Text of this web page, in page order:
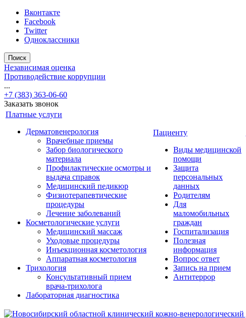
Вконтакте
Facebook
Twitter
Одноклассники
Поиск
Независимая оценка
Противодействие коррупции
...
+7 (383) 363-06-60
Заказать звонок
Платные услуги
Дерматовенерология
Врачебные приемы
Забор биологического
материала
Профилактические осмотры и
выдача справок
Медицинский педикюр
Физиотерапевтические
процедуры
Лечение заболеваний
Косметологические услуги
Медицинский массаж
Уходовые процедуры
Инъекционная косметология
Аппаратная косметология
Трихология
Консультативный прием
врача-трихолога
Лабораторная диагностика
Пациенту
Виды медицинской
помощи
Защита
персональных
данных
Родителям
Для
маломобильных
граждан
Госпитализация
Полезная
информация
Вопрос ответ
Запись на прием
Антитеррор